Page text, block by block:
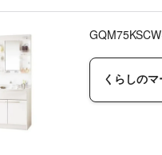
くらしの